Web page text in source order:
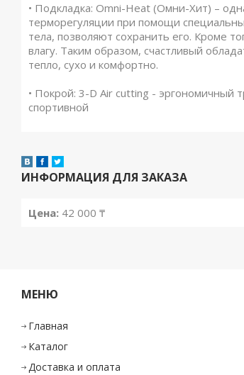
• Подкладка: Omni-Heat (Омни-Хит) –
терморегуляции при помощи
тела, позволяют сохранить его. Кроме
влагу. Таким образом, счастливый
тепло, сухо и комфортно.
• Покрой: 3-D Air cutting - эргономичный
спортивной
ИНФОРМАЦИЯ ДЛЯ ЗАКАЗА
Цена: 42 000 ₸
МЕНЮ
Главная
Каталог
Доставка и оплата